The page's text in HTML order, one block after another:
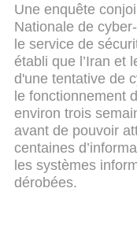
Une enquête
Nationale de
le service de
établi que l’Iran et
d'une tentative de
le fonctionnement
environ trois
avant de pouvoir
centaines
les systèmes
dérobées.